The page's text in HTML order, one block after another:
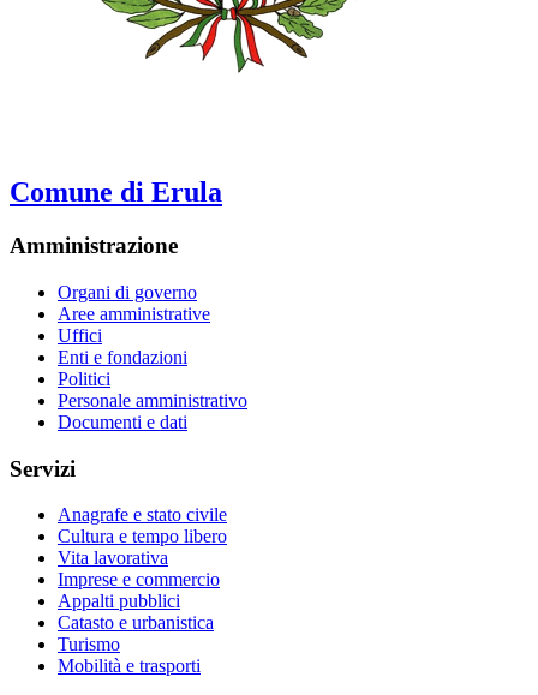
Comune di Erula
Amministrazione
Organi di governo
Aree amministrative
Uffici
Enti e fondazioni
Politici
Personale amministrativo
Documenti e dati
Servizi
Anagrafe e stato civile
Cultura e tempo libero
Vita lavorativa
Imprese e commercio
Appalti pubblici
Catasto e urbanistica
Turismo
Mobilità e trasporti